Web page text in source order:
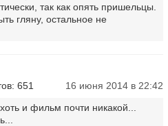
так как опять пришельцы.
гляну, остальное не
651 16 июня 2014 в 22:42
и фильм почти никакой...